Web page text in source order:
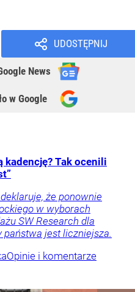
UDOSTĘPNIJ
News
w Google
kadencję? Tak ocenili
że ponownie
w wyborach
SW Research dla
państwa jest liczniejsza.
Opinie i komentarze